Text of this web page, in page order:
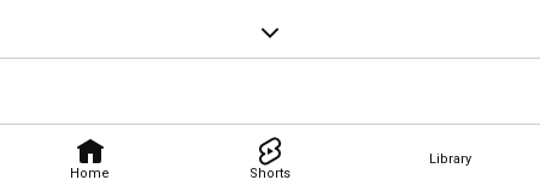
Home Shorts
Library